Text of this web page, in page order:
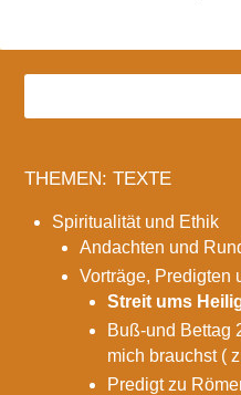
THEMEN: TEXTE
Spiritualität und Ethik
Andachten und
Vorträge, Predigten
Streit ums
Buß-und Bettag
mich brauchst (
Predigt zu